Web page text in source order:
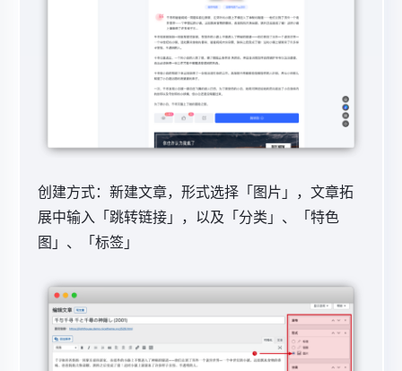
创建方式： 新建文章，形式选择「图片」，文章拓
展中输入「跳转链接」，以及「分类」、「特色
图」、「标签」